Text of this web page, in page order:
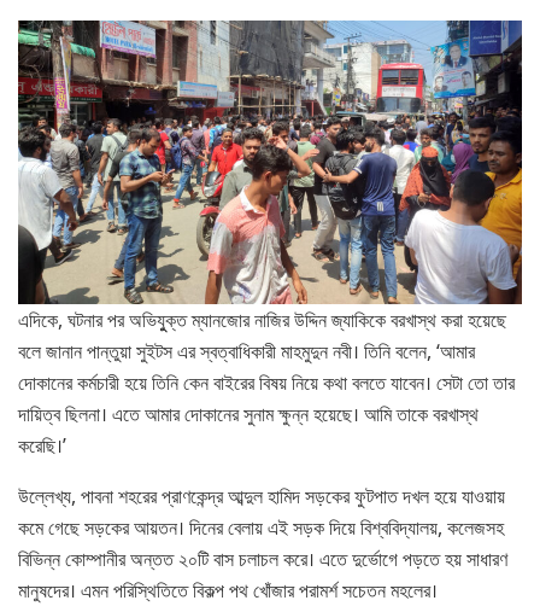
এদিকে, ঘটনার পর অভিযুুক্ত ম্যানজোর নাজির উদ্দিন জ্যাকিকে বরখাস্থ করা হয়েছে
বলে জানান পান্তুয়া সুইটস এর স্বত্বাধিকারী মাহমুদুন নবী। তিনি বলেন, ‘আমার
দোকানের কর্মচারী হয়ে তিনি কেন বাইরের বিষয় নিয়ে কথা বলতে যাবেন। সেটা তো তার
দায়িত্ব ছিলনা। এতে আমার দোকানের সুনাম ক্ষুন্ন হয়েছে। আমি তাকে বরখাস্থ
করেছি।’
উল্লেখ্য, পাবনা শহরের প্রাণকেন্দ্র আব্দুল হামিদ সড়কের ফুটপাত দখল হয়ে যাওয়ায়
কমে গেছে সড়কের আয়তন। দিনের বেলায় এই সড়ক দিয়ে বিশ্ববিদ্যালয়, কলেজসহ
বিভিন্ন কোম্পানীর অন্তত ২০টি বাস চলাচল করে। এতে দুর্ভোগে পড়তে হয় সাধারণ
মানুষদের। এমন পরিস্থিতিতে বিকল্প পথ খোঁজার পরামর্শ সচেতন মহলের।